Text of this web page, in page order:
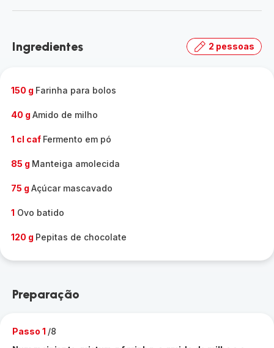
detalhes
toda
Ingredientes 2 pessoas
150 g Farinha para bolos
40 g Amido de milho
1 cl caf Fermento em pó
85 g Manteiga amolecida
75 g Açúcar mascavado
1 Ovo batido
120 g Pepitas de chocolate
Preparação
Passo 1 /8